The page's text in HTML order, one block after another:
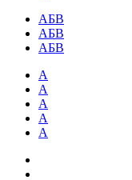
АБВ
АБВ
АБВ
А
А
А
А
А